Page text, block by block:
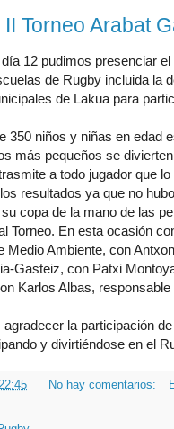
Torneo Arabat
12 pudimos presenciar
de Rugby incluida la
de Lakua para
350 niños y niñas en edad
más pequeños se
a todo jugador que
resultados ya que no
copa de la mano de las
Torneo. En esta ocasión
Medio Ambiente, con
Gasteiz, con Patxi
Karlos Albas,
la participación
y divirtiéndose en el
No hay comentarios: